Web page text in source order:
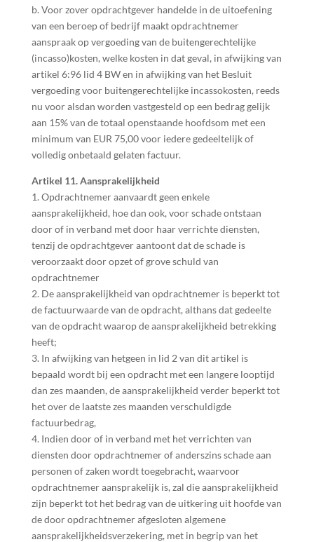
b. Voor zover opdrachtgever handelde in de uitoefening
van een beroep of bedrijf maakt opdrachtnemer
aanspraak op vergoeding van de buitengerechtelijke
(incasso)kosten, welke kosten in dat geval, in afwijking van
artikel 6:96 lid 4 BW en in afwijking van het Besluit
vergoeding voor buitengerechtelijke incassokosten, reeds
nu voor alsdan worden vastgesteld op een bedrag gelijk
aan 15% van de totaal openstaande hoofdsom met een
minimum van EUR 75,00 voor iedere gedeeltelijk of
volledig onbetaald gelaten factuur.
Artikel 11. Aansprakelijkheid
1. Opdrachtnemer aanvaardt geen enkele
aansprakelijkheid, hoe dan ook, voor schade ontstaan
door of in verband met door haar verrichte diensten,
tenzij de opdrachtgever aantoont dat de schade is
veroorzaakt door opzet of grove schuld van
opdrachtnemer
2. De aansprakelijkheid van opdrachtnemer is beperkt tot
de factuurwaarde van de opdracht, althans dat gedeelte
van de opdracht waarop de aansprakelijkheid betrekking
heeft;
3. In afwijking van hetgeen in lid 2 van dit artikel is
bepaald wordt bij een opdracht met een langere looptijd
dan zes maanden, de aansprakelijkheid verder beperkt tot
het over de laatste zes maanden verschuldigde
factuurbedrag,
4. Indien door of in verband met het verrichten van
diensten door opdrachtnemer of anderszins schade aan
personen of zaken wordt toegebracht, waarvoor
opdrachtnemer aansprakelijk is, zal die aansprakelijkheid
zijn beperkt tot het bedrag van de uitkering uit hoofde van
de door opdrachtnemer afgesloten algemene
aansprakelijkheidsverzekering, met in begrip van het